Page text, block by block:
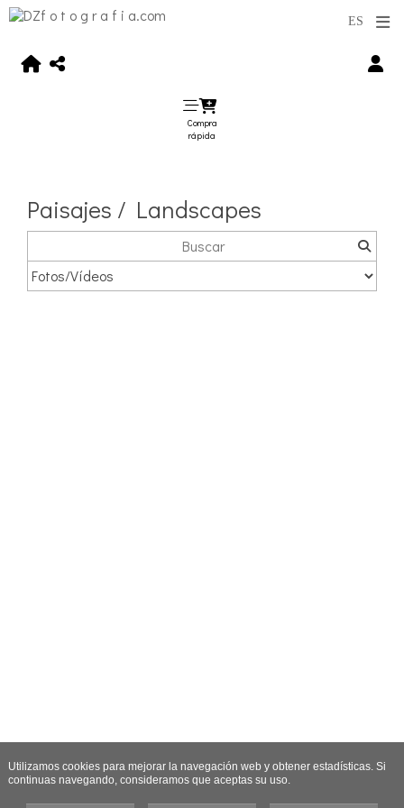
Compra
rápida
Paisajes / Landscapes
Utilizamos cookies para mejorar la navegación web y obtener estadísticas. Si
continuas navegando, consideramos que aceptas su uso.